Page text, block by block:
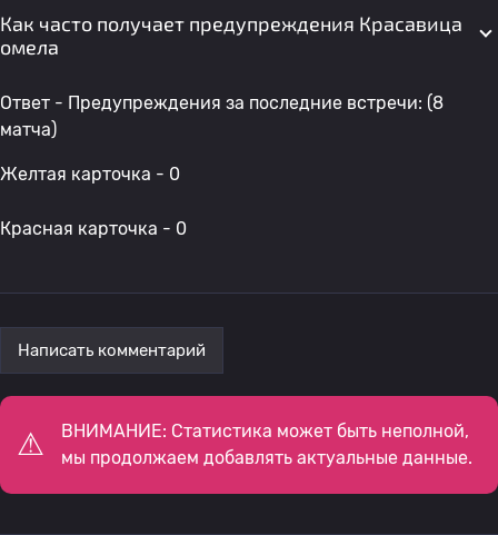
Как часто получает предупреждения Красавица
омела
Ответ - Предупреждения за последние встречи: (8
матча)
Желтая карточка - 0
Красная карточка - 0
Написать комментарий
ВНИМАНИЕ: Статистика может быть неполной,
мы продолжаем добавлять актуальные данные.